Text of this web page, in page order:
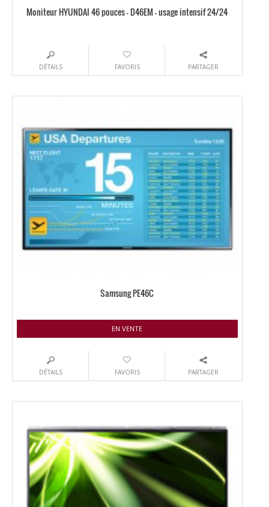
Moniteur HYUNDAI 46 pouces – D46EM – usage intensif 24/24
DÉTAILS FAVORIS PARTAGER
Samsung PE46C
EN VENTE
DÉTAILS FAVORIS PARTAGER